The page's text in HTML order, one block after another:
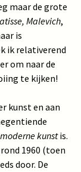
maar de grote
Malevich,
is
ik relativerend
om naar de
te kijken!
kunst en aan
moderne kunstis.
1960 (toen
door. De